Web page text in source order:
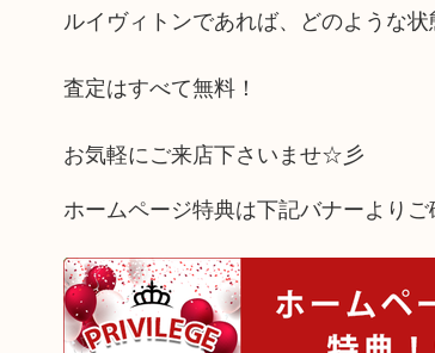
ルイヴィトンであれば、どのような
査定はすべて無料！
お気軽にご来店下さいませ☆彡
ホームページ特典は下記バナーよりご